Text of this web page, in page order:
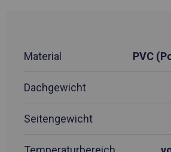
Material PVC
Dachgewicht
Seitengewicht